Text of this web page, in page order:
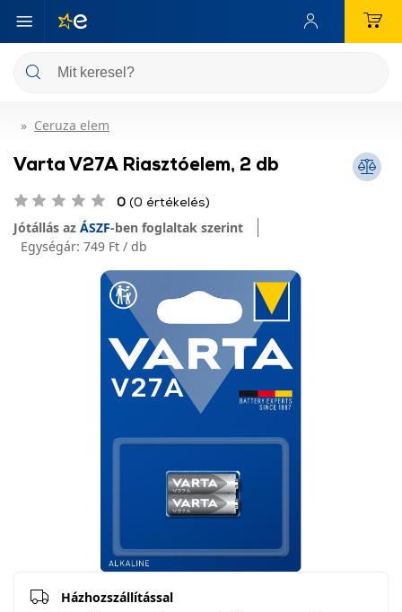
Ceruza elem
Varta V27A Riasztóelem, 2 db
0 (0 értékelés)
Jótállás az ÁSZF-ben foglaltak szerint
Egységár: 749 Ft / db
Házhozszállítással